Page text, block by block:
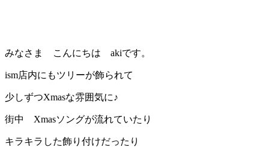
みなさま こんにちは akiです。
ism店内にもツリーが飾られて
少しずつXmasな雰囲気に♪
街中 Xmasソングが流れていたり
キラキラした飾り付けだったり